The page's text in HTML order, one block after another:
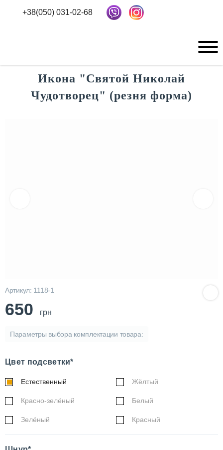
+38(050) 031-02-68
Икона "Святой Николай
Чудотворец" (резня форма)
Артикул: 1118-1
650 грн
Параметры выбора комплектации товара:
Цвет подсветки*
Естественный Жёлтый
Красно-зелёный Белый
Зелёный Красный